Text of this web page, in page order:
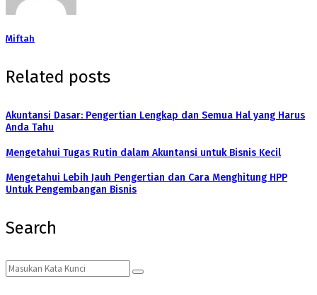
Miftah
Related posts
Akuntansi Dasar: Pengertian Lengkap dan Semua Hal yang Harus
Anda Tahu
Mengetahui Tugas Rutin dalam Akuntansi untuk Bisnis Kecil
Mengetahui Lebih Jauh Pengertian dan Cara Menghitung HPP
Untuk Pengembangan Bisnis
Search
Search
for:
Search